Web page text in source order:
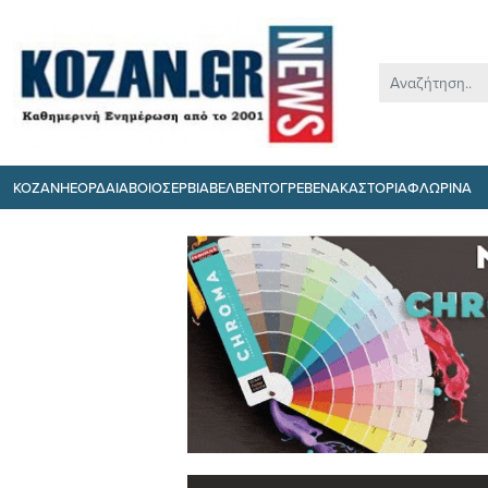
ΚΟΖΑΝΗΕΟΡΔΑΙΑΒΟΙΟΣΕΡΒΙΑΒΕΛΒΕΝΤΟΓΡΕΒΕΝΑΚΑΣΤΟΡΙΑΦΛΩΡΙΝΑ